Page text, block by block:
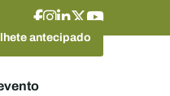
antecipado